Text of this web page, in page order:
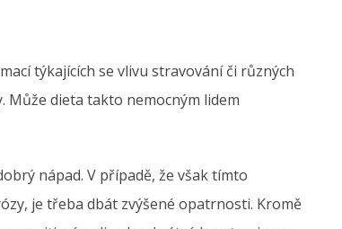
týkajících se vlivu stravování či různých
dieta takto nemocným lidem
nápad. V případě, že však tímto
je třeba dbát zvýšené opatrnosti. Kromě